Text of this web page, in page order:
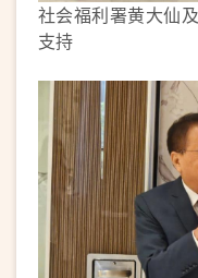
社会福利署黄大仙
支持